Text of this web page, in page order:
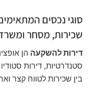
סוגי נכסים
שכירות, מסחר
דירות להשקעה הן
סטנדרטיות, דירות
בין שכירות לטווח קצר